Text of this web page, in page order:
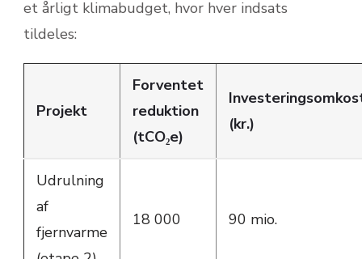
et årligt klimabudget, hvor hver indsats
tildeles:
Projekt
Forventet
reduktion
(tCO₂e)
(kr.)
Udrulning
af
fjernvarme
18 000 90 mio.